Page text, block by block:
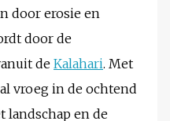
door erosie en
door de
de Kalahari. Met
vroeg in de ochtend
landschap en de